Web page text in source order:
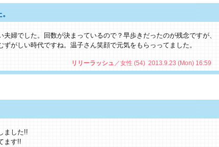
夫婦でした。回数が決まっているので？早歩きだったのが残念ですが、
ずがしい時代ですね。温子さん笑顔で元気をもらっってました。
リリーラッシュ ／女性 (54) 2013.9.23 (Mon) 16:59
ました!!
ます!!